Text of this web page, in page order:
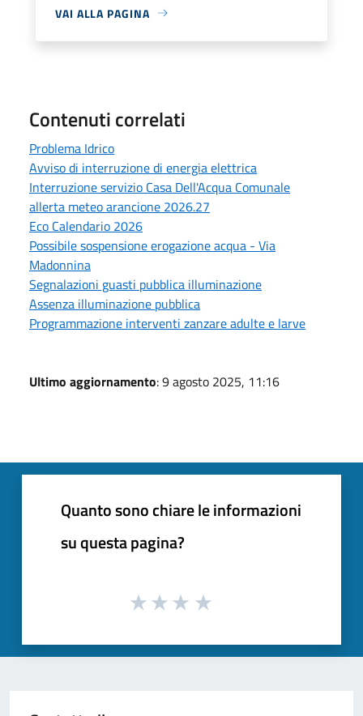
VAI ALLA PAGINA
Contenuti correlati
Problema Idrico
Avviso di interruzione di energia elettrica
Interruzione servizio Casa Dell'Acqua Comunale
allerta meteo arancione 2026.27
Eco Calendario 2026
Possibile sospensione erogazione acqua - Via
Madonnina
Segnalazioni guasti pubblica illuminazione
Assenza illuminazione pubblica
Programmazione interventi zanzare adulte e larve
Ultimo aggiornamento: 9 agosto 2025, 11:16
Quanto sono chiare le informazioni
su questa pagina?